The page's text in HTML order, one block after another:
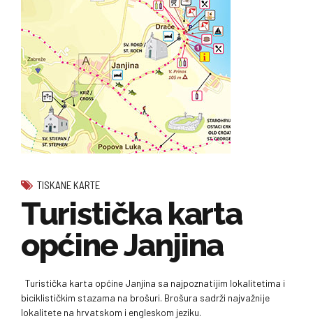
TISKANE KARTE
Turistička karta
općine Janjina
Turistička karta općine Janjina sa najpoznatijim lokalitetima i
biciklističkim stazama na brošuri. Brošura sadrži najvažnije
lokalitete na hrvatskom i engleskom jeziku.